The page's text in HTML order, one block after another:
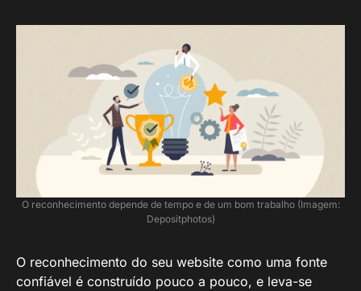
O reconhecimento depende de tempo e de um bom trabalho (Imagem:
Depositphotos)
O reconhecimento do seu website como uma fonte
confiável é construído pouco a pouco, e leva-se